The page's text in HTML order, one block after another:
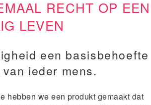
RECHT OP EEN
LEVEN
een basisbehoefte
ieder mens.
hebben we een produkt gemaakt dat